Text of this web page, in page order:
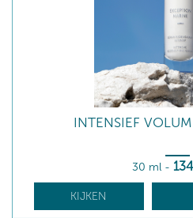
INTENSIEF
30 ml - 134
KIJKEN